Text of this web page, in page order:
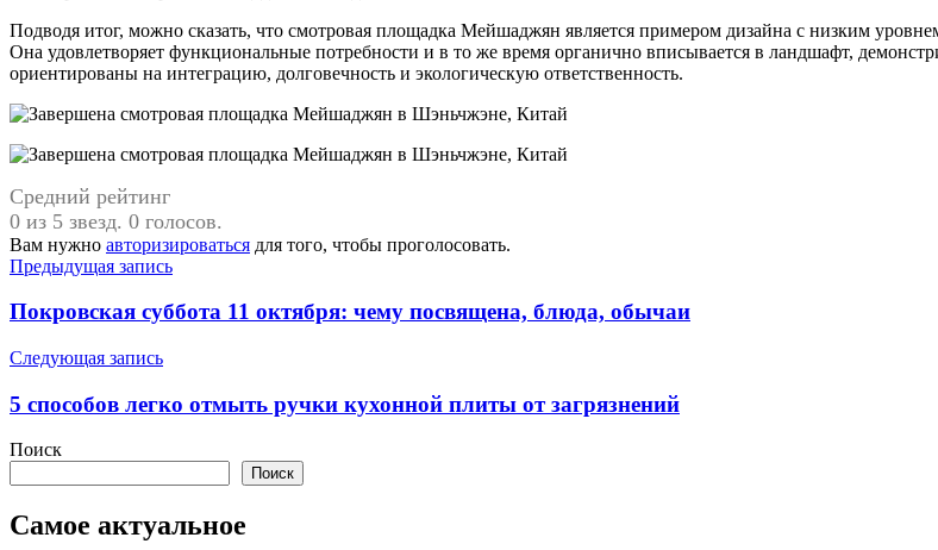
Подводя итог, можно сказать, что смотровая площадка Мейшаджян является примером дизайна с низким
Она удовлетворяет функциональные потребности и в то же время органично вписывается в ландшафт,
ориентированы на интеграцию, долговечность и экологическую ответственность.
Средний рейтинг
0 из 5 звезд. 0 голосов.
Вам нужно авторизироваться для того, чтобы проголосовать.
Навигация
по
записям
Предыдущая запись
Покровская суббота 11 октября: чему посвящена, блюда, обычаи
Следующая запись
5 способов легко отмыть ручки кухонной плиты от загрязнений
Поиск
Поиск
Самое актуальное